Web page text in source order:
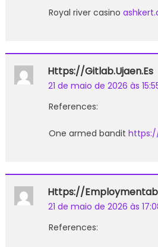
Royal river casino
Https://gitlab.ujaen.es
21 de maio de 2026 às
References:
One armed bandit
Https://
21 de maio de 2026 às
References: